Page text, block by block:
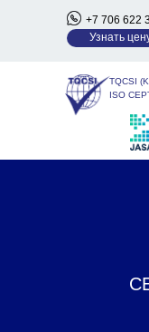
+7 706 622
Узнать
TQCSI
ISO